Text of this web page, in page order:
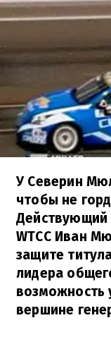
У Северин
чтобы не
Действующий
WTCC Иван
защите
лидера
возможность
вершине